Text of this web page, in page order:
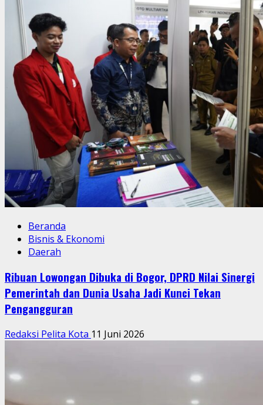
Beranda
Bisnis & Ekonomi
Daerah
Ribuan Lowongan Dibuka di Bogor, DPRD Nilai Sinergi
Pemerintah dan Dunia Usaha Jadi Kunci Tekan
Pengangguran
Redaksi Pelita Kota 11 Juni 2026